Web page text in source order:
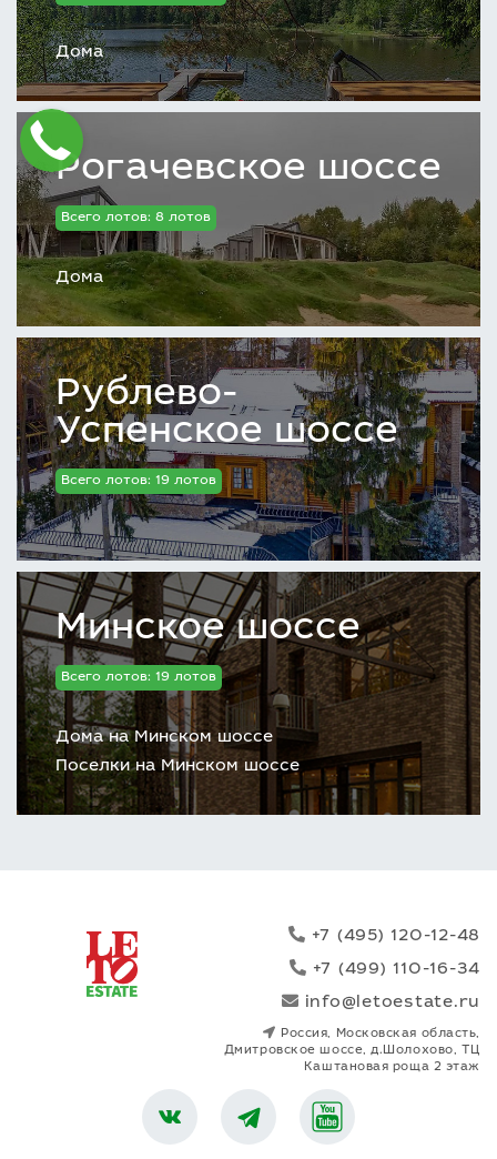
Дома
Рогачевское шоссе
Всего лотов: 8 лотов
Дома
Рублево-
Успенское шоссе
Всего лотов: 19 лотов
Минское шоссе
Всего лотов: 19 лотов
Дома на Минском шоссе
Поселки на Минском шоссе
+7 (495) 120-12-48
+7 (499) 110-16-34
info@letoestate.ru
Россия, Московская область,
Дмитровское шоссе, д.Шолохово, ТЦ
Каштановая роща 2 этаж